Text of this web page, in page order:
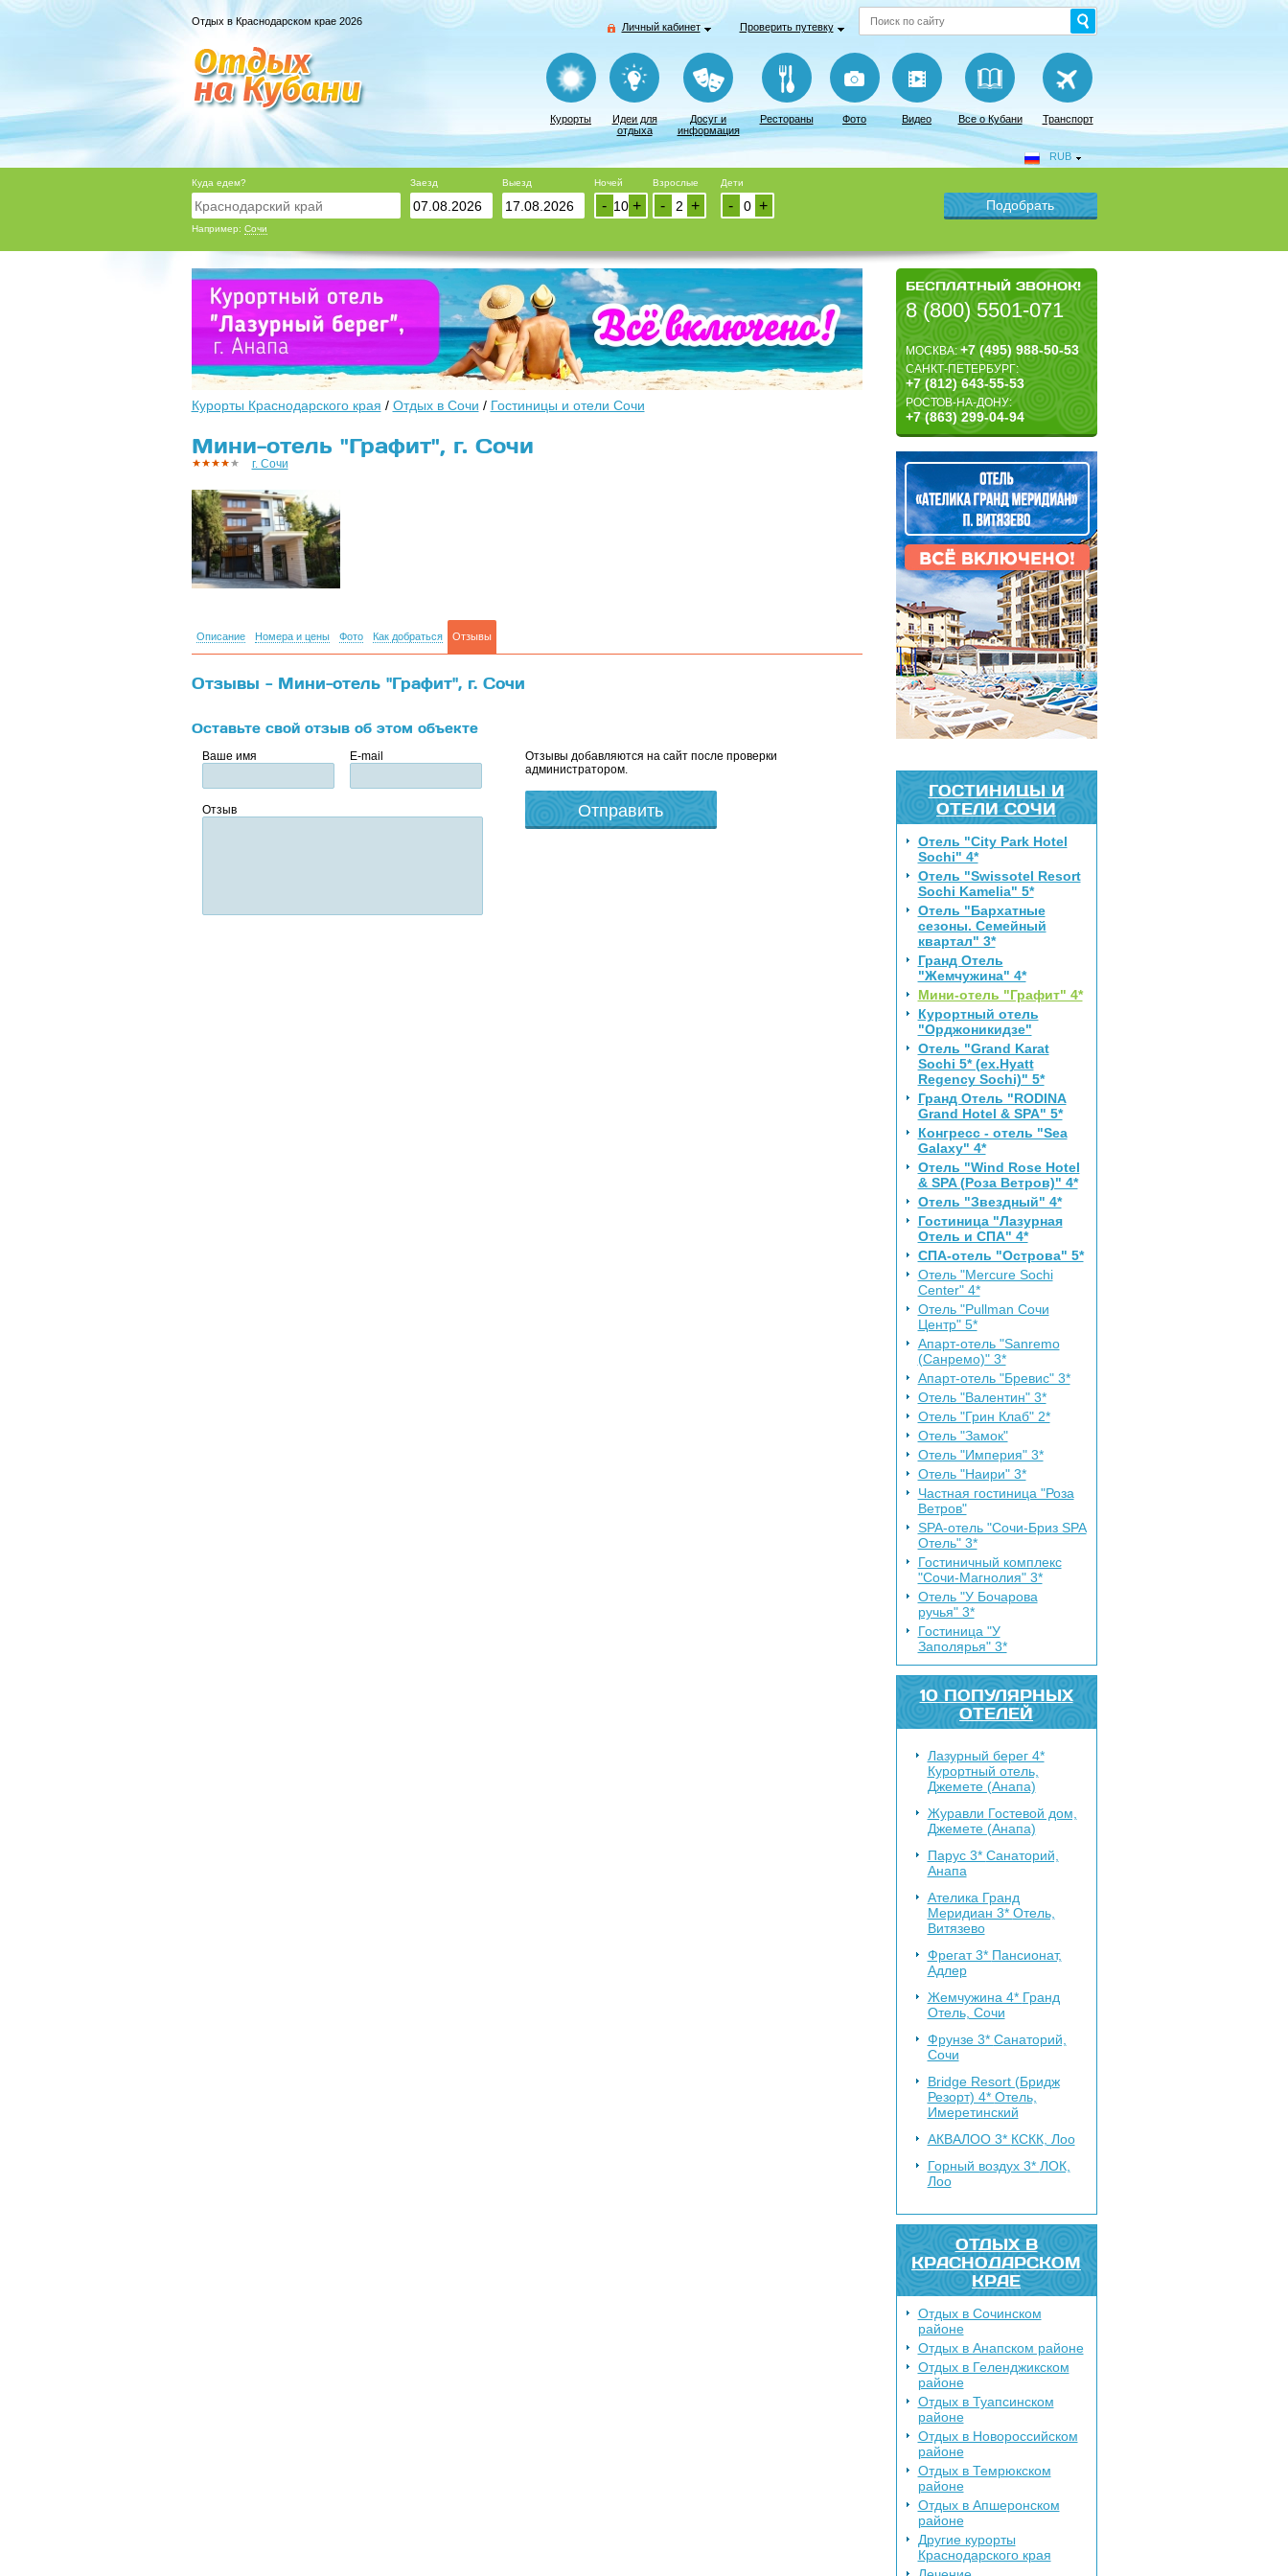
Отдых в Краснодарском крае 2026 Личный кабинет Проверить путевку
Курорты
Идеи для
отдыха
Досуг и
информация
Рестораны Фото Видео Все о Кубани Транспорт
RUB
Куда едем?
Например: Сочи
Заезд Выезд Ночей
+
-
Взрослые
+
-
Дети
+
-
БЕСПЛАТНЫЙ ЗВОНОК!
8 (800) 5501-071
МОСКВА:+7 (495) 988-50-53
САНКТ-ПЕТЕРБУРГ:
+7 (812) 643-55-53
РОСТОВ-НА-ДОНУ:
+7 (863) 299-04-94
ГОСТИНИЦЫ И
ОТЕЛИ СОЧИ
Отель "City Park Hotel
Sochi" 4*
Отель "Swissotel Resort
Sochi Kamelia" 5*
Отель "Бархатные
сезоны. Семейный
квартал" 3*
Гранд Отель
"Жемчужина" 4*
Мини-отель "Графит" 4*
Курортный отель
"Орджоникидзе"
Отель "Grand Karat
Sochi 5* (ex.Hyatt
Regency Sochi)" 5*
Гранд Отель "RODINA
Grand Hotel & SPA" 5*
Конгресс - отель "Sea
Galaxy" 4*
Отель "Wind Rose Hotel
& SPA (Роза Ветров)" 4*
Отель "Звездный" 4*
Гостиница "Лазурная
Отель и СПА" 4*
СПА-отель "Острова" 5*
Отель "Mercure Sochi
Center" 4*
Отель "Pullman Сочи
Центр" 5*
Апарт-отель "Sanremo
(Санремо)" 3*
Апарт-отель "Бревис" 3*
Отель "Валентин" 3*
Отель "Грин Клаб" 2*
Отель "Замок"
Отель "Империя" 3*
Отель "Наири" 3*
Частная гостиница "Роза
Ветров"
SPA-отель "Сочи-Бриз SPA
Отель" 3*
Гостиничный комплекс
"Сочи-Магнолия" 3*
Отель "У Бочарова
ручья" 3*
Гостиница "У
Заполярья" 3*
10 ПОПУЛЯРНЫХ
ОТЕЛЕЙ
Лазурный берег 4*
Курортный отель,
Джемете (Анапа)
Журавли Гостевой дом,
Джемете (Анапа)
Парус 3* Санаторий,
Анапа
Ателика Гранд
Меридиан 3* Отель,
Витязево
Фрегат 3* Пансионат,
Адлер
Жемчужина 4* Гранд
Отель, Сочи
Фрунзе 3* Санаторий,
Сочи
Bridge Resort (Бридж
Резорт) 4* Отель,
Имеретинский
АКВАЛОО 3* КСКК, Лоо
Горный воздух 3* ЛОК,
Лоо
ОТДЫХ В
КРАСНОДАРСКОМ
КРАЕ
Отдых в Сочинском
районе
Отдых в Анапском районе
Отдых в Геленджикском
районе
Отдых в Туапсинском
районе
Отдых в Новороссийском
районе
Отдых в Темрюкском
районе
Отдых в Апшеронском
районе
Другие курорты
Краснодарского края
Курорты Краснодарского края / Отдых в Сочи / Гостиницы и отели Сочи
Мини-отель "Графит", г. Сочи
г. Сочи
Описание Номера и цены Фото Как добраться Отзывы
Отзывы - Мини-отель "Графит", г. Сочи
Оставьте свой отзыв об этом объекте
Ваше имя E-mail
Отзыв
Отзывы добавляются на сайт после проверки
администратором.